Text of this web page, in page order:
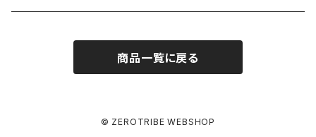
Schumacher
Ball Bearing Oil＜ボールベアリングオイル＞
1/12 Racing＜1/12レーシングタイヤ用＞
Pinions/Spur Gears＜ピニオン/スパーギア＞
Tools＜ドライバー他＞
Batteries＜バッテリー（バッグ,コネクター類含）＞
Safety Bags＜セーフティバッグ＞
Electronics＜電子系部品＞
商品一覧に戻る
© ZEROTRIBE WEBSHOP